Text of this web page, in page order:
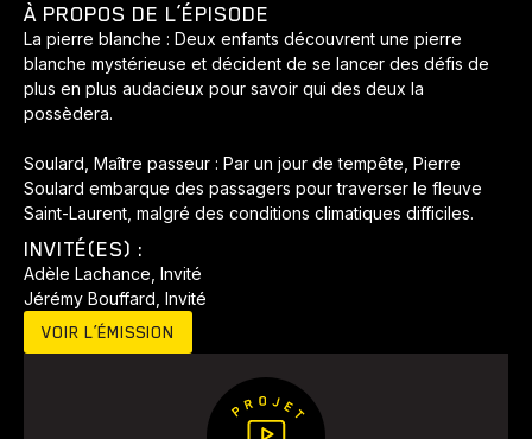
Animaux Avenir
Développement
À PROPOS DE L’ÉPISODE
La pierre blanche : Deux enfants découvrent une pierre
blanche mystérieuse et décident de se lancer des défis de
plus en plus audacieux pour savoir qui des deux la
possèdera.
Soulard, Maître passeur : Par un jour de tempête, Pierre
Soulard embarque des passagers pour traverser le fleuve
Saint-Laurent, malgré des conditions climatiques difficiles.
INVITÉ(ES) :
Adèle Lachance, Invité
Jérémy Bouffard, Invité
VOIR L’ÉMISSION